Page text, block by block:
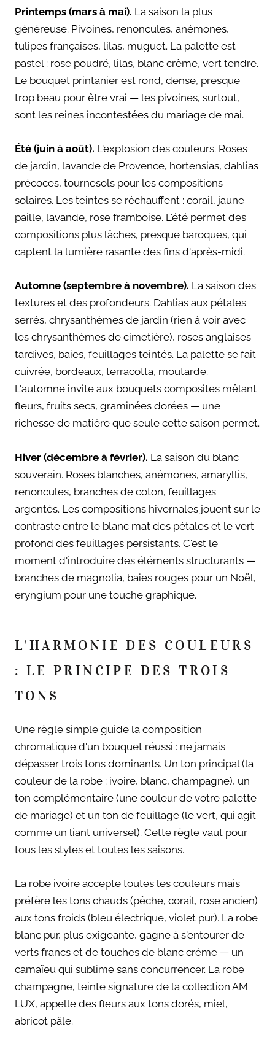
Printemps (mars à mai). La saison la plus
généreuse. Pivoines, renoncules, anémones,
tulipes françaises, lilas, muguet. La palette est
pastel : rose poudré, lilas, blanc crème, vert tendre.
Le bouquet printanier est rond, dense, presque
trop beau pour être vrai — les pivoines, surtout,
sont les reines incontestées du mariage de mai.
Été (juin à août). L'explosion des couleurs. Roses
de jardin, lavande de Provence, hortensias, dahlias
précoces, tournesols pour les compositions
solaires. Les teintes se réchauffent : corail, jaune
paille, lavande, rose framboise. L'été permet des
compositions plus lâches, presque baroques, qui
captent la lumière rasante des fins d'après-midi.
Automne (septembre à novembre). La saison des
textures et des profondeurs. Dahlias aux pétales
serrés, chrysanthèmes de jardin (rien à voir avec
les chrysanthèmes de cimetière), roses anglaises
tardives, baies, feuillages teintés. La palette se fait
cuivrée, bordeaux, terracotta, moutarde.
L'automne invite aux bouquets composites mêlant
fleurs, fruits secs, graminées dorées — une
richesse de matière que seule cette saison permet.
Hiver (décembre à février). La saison du blanc
souverain. Roses blanches, anémones, amaryllis,
renoncules, branches de coton, feuillages
argentés. Les compositions hivernales jouent sur le
contraste entre le blanc mat des pétales et le vert
profond des feuillages persistants. C'est le
moment d'introduire des éléments structurants —
branches de magnolia, baies rouges pour un Noël,
eryngium pour une touche graphique.
L'HARMONIE DES COULEURS
: LE PRINCIPE DES TROIS
TONS
Une règle simple guide la composition
chromatique d'un bouquet réussi : ne jamais
dépasser trois tons dominants. Un ton principal (la
couleur de la robe : ivoire, blanc, champagne), un
ton complémentaire (une couleur de votre palette
de mariage) et un ton de feuillage (le vert, qui agit
comme un liant universel). Cette règle vaut pour
tous les styles et toutes les saisons.
La robe ivoire accepte toutes les couleurs mais
préfère les tons chauds (pêche, corail, rose ancien)
aux tons froids (bleu électrique, violet pur). La robe
blanc pur, plus exigeante, gagne à s'entourer de
verts francs et de touches de blanc crème — un
camaïeu qui sublime sans concurrencer. La robe
champagne, teinte signature de la collection AM
LUX, appelle des fleurs aux tons dorés, miel,
abricot pâle.